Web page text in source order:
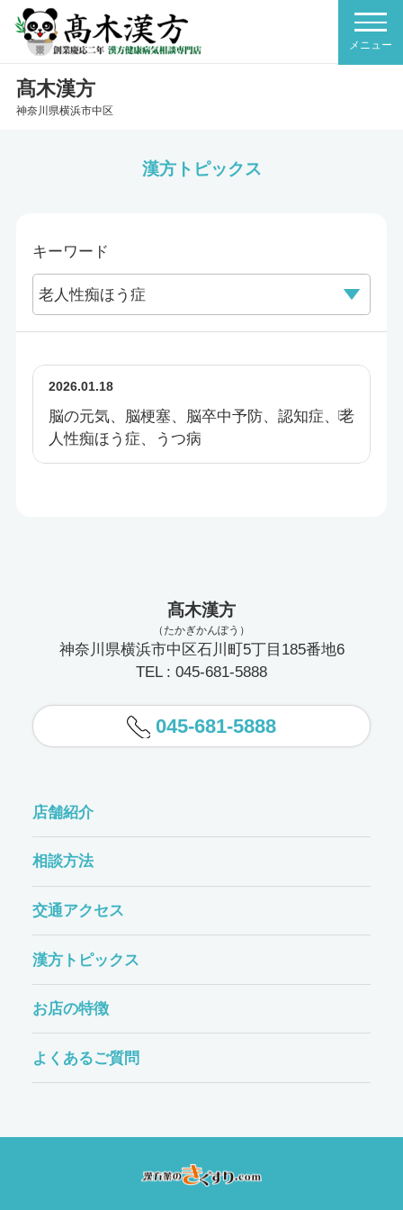
髙木漢方
神奈川県横浜市中区
漢方トピックス
キーワード
2026.01.18
脳の元気、脳梗塞、脳卒中予防、認知症、老
人性痴ほう症、うつ病
髙木漢方
（たかぎかんぽう）
神奈川県横浜市中区石川町5丁目185番地6
TEL : 045-681-5888
045-681-5888
店舗紹介
相談方法
交通アクセス
漢方トピックス
お店の特徴
よくあるご質問